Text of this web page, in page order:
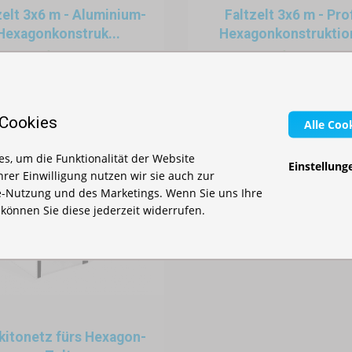
des faltbaren Zeltes (auch Pavillon oder Schnellzelt genannt), das
bei verschiedenen Open-Air-Events genutzt wird.
bei Outdoor-Veranstaltungen
steht.
3x6 m - Aluminium-
Auf Lager
Faltzelt 3x6 m -
Auf Lager
fürs Hexagon-
um die Funktionalität der Website
Einwilligung nutzen wir sie auch zur
Nutzung und des Marketings. Wenn Sie uns Ihre
Sie diese jederzeit widerrufen.
Alle